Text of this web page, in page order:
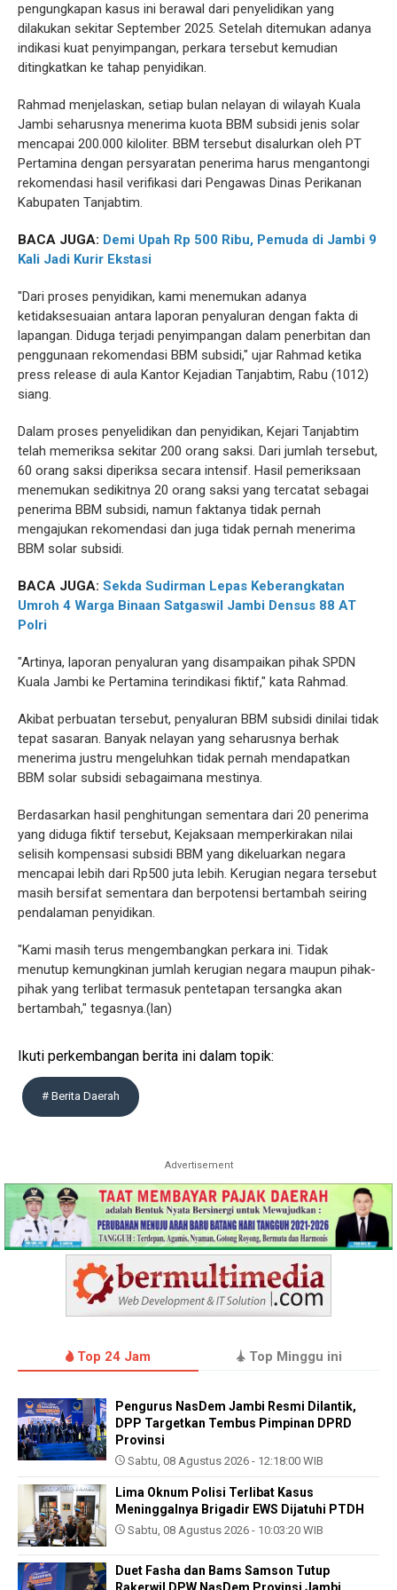
pengungkapan kasus ini berawal dari penyelidikan yang
dilakukan sekitar September 2025. Setelah ditemukan adanya
indikasi kuat penyimpangan, perkara tersebut kemudian
ditingkatkan ke tahap penyidikan.
Rahmad menjelaskan, setiap bulan nelayan di wilayah Kuala
Jambi seharusnya menerima kuota BBM subsidi jenis solar
mencapai 200.000 kiloliter. BBM tersebut disalurkan oleh PT
Pertamina dengan persyaratan penerima harus mengantongi
rekomendasi hasil verifikasi dari Pengawas Dinas Perikanan
Kabupaten Tanjabtim.
BACA JUGA: Demi Upah Rp 500 Ribu, Pemuda di Jambi 9
Kali Jadi Kurir Ekstasi
"Dari proses penyidikan, kami menemukan adanya
ketidaksesuaian antara laporan penyaluran dengan fakta di
lapangan. Diduga terjadi penyimpangan dalam penerbitan dan
penggunaan rekomendasi BBM subsidi," ujar Rahmad ketika
press release di aula Kantor Kejadian Tanjabtim, Rabu (1012)
siang.
Dalam proses penyelidikan dan penyidikan, Kejari Tanjabtim
telah memeriksa sekitar 200 orang saksi. Dari jumlah tersebut,
60 orang saksi diperiksa secara intensif. Hasil pemeriksaan
menemukan sedikitnya 20 orang saksi yang tercatat sebagai
penerima BBM subsidi, namun faktanya tidak pernah
mengajukan rekomendasi dan juga tidak pernah menerima
BBM solar subsidi.
BACA JUGA: Sekda Sudirman Lepas Keberangkatan
Umroh 4 Warga Binaan Satgaswil Jambi Densus 88 AT
Polri
"Artinya, laporan penyaluran yang disampaikan pihak SPDN
Kuala Jambi ke Pertamina terindikasi fiktif," kata Rahmad.
Akibat perbuatan tersebut, penyaluran BBM subsidi dinilai tidak
tepat sasaran. Banyak nelayan yang seharusnya berhak
menerima justru mengeluhkan tidak pernah mendapatkan
BBM solar subsidi sebagaimana mestinya.
Berdasarkan hasil penghitungan sementara dari 20 penerima
yang diduga fiktif tersebut, Kejaksaan memperkirakan nilai
selisih kompensasi subsidi BBM yang dikeluarkan negara
mencapai lebih dari Rp500 juta lebih. Kerugian negara tersebut
masih bersifat sementara dan berpotensi bertambah seiring
pendalaman penyidikan.
"Kami masih terus mengembangkan perkara ini. Tidak
menutup kemungkinan jumlah kerugian negara maupun pihak-
pihak yang terlibat termasuk pentetapan tersangka akan
bertambah," tegasnya.(lan)
Ikuti perkembangan berita ini dalam topik:
# Berita Daerah
Advertisement
Top 24 Jam Top Minggu ini
Pengurus NasDem Jambi Resmi Dilantik,
DPP Targetkan Tembus Pimpinan DPRD
Provinsi
Sabtu, 08 Agustus 2026 - 12:18:00 WIB
Lima Oknum Polisi Terlibat Kasus
Meninggalnya Brigadir EWS Dijatuhi PTDH
Sabtu, 08 Agustus 2026 - 10:03:20 WIB
Duet Fasha dan Bams Samson Tutup